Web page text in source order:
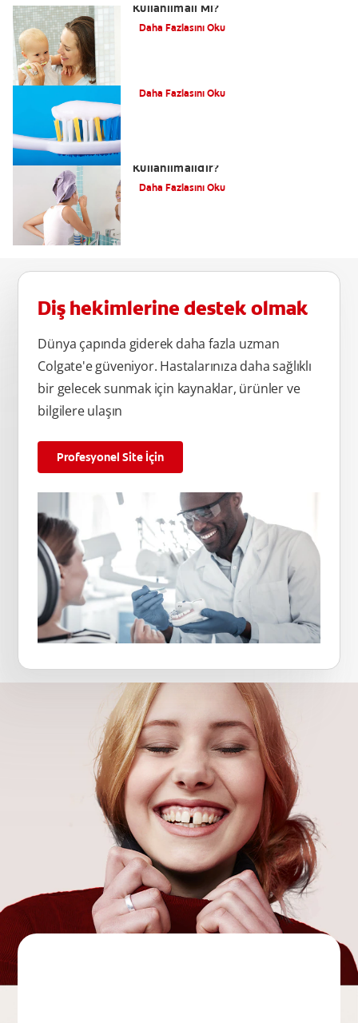
Kullanılmalı Mı?
Daha Fazlasını Oku
Daha Fazlasını Oku
Kullanılmalıdır?
Daha Fazlasını Oku
Diş hekimlerine destek olmak
Dünya çapında giderek daha fazla uzman
Colgate'e güveniyor. Hastalarınıza daha sağlıklı
bir gelecek sunmak için kaynaklar, ürünler ve
bilgilere ulaşın
Profesyonel Site İçin